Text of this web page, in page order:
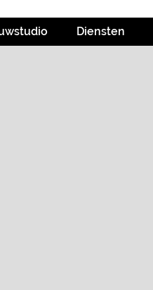
Diensten